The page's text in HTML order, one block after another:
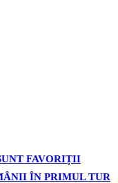
FAVORIȚII
ÎN PRIMUL TUR